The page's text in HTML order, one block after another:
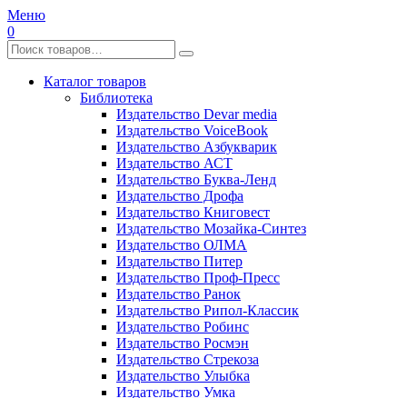
Меню
0
Каталог товаров
Библиотека
Издательство Devar media
Издательство VoiceBook
Издательство Азбукварик
Издательство АСТ
Издательство Буква-Ленд
Издательство Дрофа
Издательство Книговест
Издательство Мозайка-Синтез
Издательство ОЛМА
Издательство Питер
Издательство Проф-Пресс
Издательство Ранок
Издательство Рипол-Классик
Издательство Робинс
Издательство Росмэн
Издательство Стрекоза
Издательство Улыбка
Издательство Умка